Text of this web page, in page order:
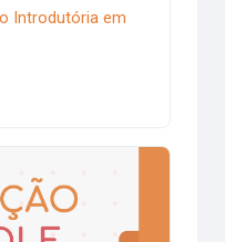
Introdutória em
ao Moodle